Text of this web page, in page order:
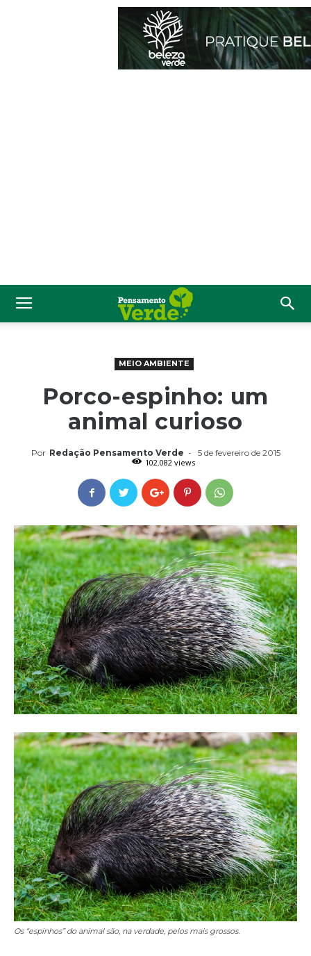
MEIO AMBIENTE
Porco-espinho: um
animal curioso
Por Redação Pensamento Verde -
5 de fevereiro de 2015
102.082 views
Os “espinhos” do animal são, na verdade, pelos mais grossos.